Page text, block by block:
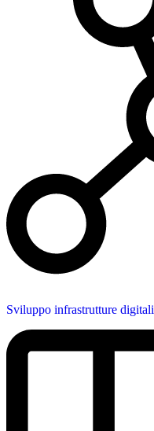
Sviluppo infrastrutture digitali